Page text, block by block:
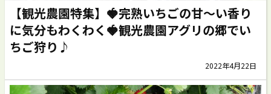
【観光農園特集】🍓完熟いちごの甘～い香り
に気分もわくわく🍓観光農園アグリの郷でい
ちご狩り♪
2022年4月22日